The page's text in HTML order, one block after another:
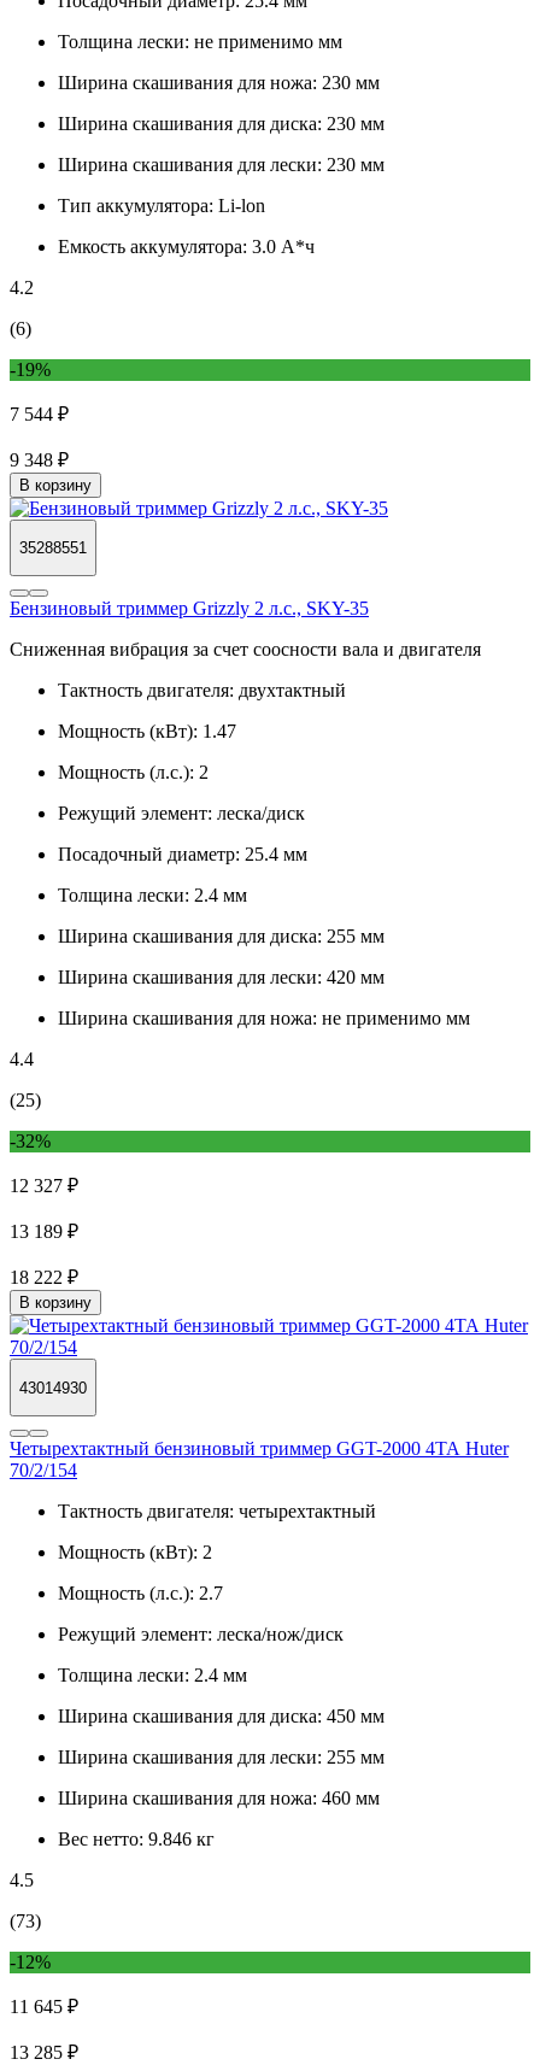
Толщина лески: не применимо мм
Ширина скашивания для ножа: 230 мм
Ширина скашивания для диска: 230 мм
Ширина скашивания для лески: 230 мм
Тип аккумулятора: Li-lon
Емкость аккумулятора: 3.0 А*ч
4.2
(6)
-19%
7 544 ₽
9 348 ₽
В корзину
35288551
Бензиновый триммер Grizzly 2 л.с., SKY-35
Сниженная вибрация за счет соосности вала и двигателя
Тактность двигателя: двухтактный
Мощность (кВт): 1.47
Мощность (л.с.): 2
Режущий элемент: леска/диск
Посадочный диаметр: 25.4 мм
Толщина лески: 2.4 мм
Ширина скашивания для диска: 255 мм
Ширина скашивания для лески: 420 мм
Ширина скашивания для ножа: не применимо мм
4.4
(25)
-32%
12 327 ₽
13 189 ₽
18 222 ₽
В корзину
43014930
Четырехтактный бензиновый триммер GGT-2000 4ТА Huter
70/2/154
Тактность двигателя: четырехтактный
Мощность (кВт): 2
Мощность (л.с.): 2.7
Режущий элемент: леска/нож/диск
Толщина лески: 2.4 мм
Ширина скашивания для диска: 450 мм
Ширина скашивания для лески: 255 мм
Ширина скашивания для ножа: 460 мм
Вес нетто: 9.846 кг
4.5
(73)
-12%
11 645 ₽
13 285 ₽